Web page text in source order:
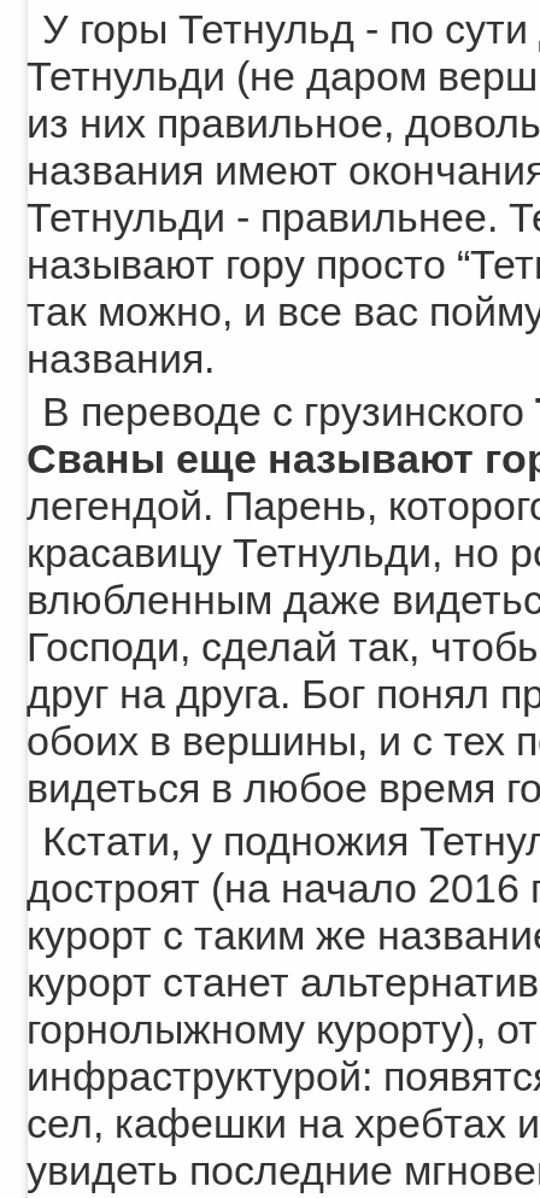
У горы Тетнульд - по
Тетнульди (не даром
из них правильное,
названия имеют
Тетнульди - правильнее.
называют гору просто
так можно, и все вас
названия.
В переводе с грузинского
Сваны еще называют
легендой. Парень,
красавицу Тетнульди, но
влюбленным даже
Господи, сделай так,
друг на друга. Бог понял
обоих в вершины, и с тех
видеться в любое время
Кстати, у подножия
достроят (на начало
курорт с таким же
курорт станет
горнолыжному курорту),
инфраструктурой:
сел, кафешки на хребтах
увидеть последние